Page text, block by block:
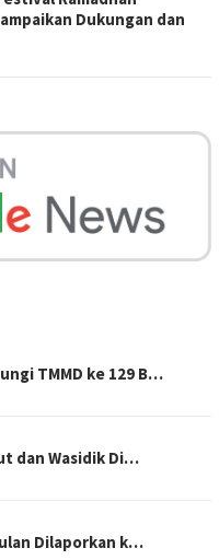
Dukungan dan
TMMD ke 129 B…
dan Wasidik Di…
Dilaporkan k…